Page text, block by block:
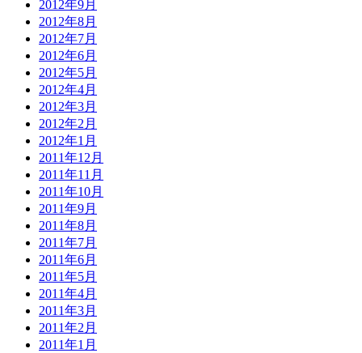
2012年9月
2012年8月
2012年7月
2012年6月
2012年5月
2012年4月
2012年3月
2012年2月
2012年1月
2011年12月
2011年11月
2011年10月
2011年9月
2011年8月
2011年7月
2011年6月
2011年5月
2011年4月
2011年3月
2011年2月
2011年1月